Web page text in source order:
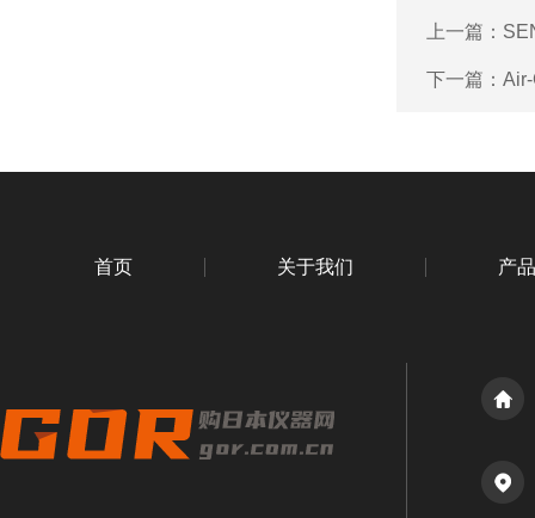
上一篇：
下一篇：
首页 关于我们 产